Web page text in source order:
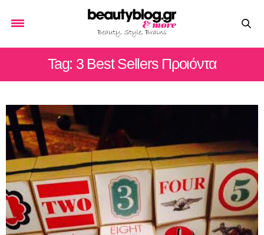
Tag: 3 Best Sellers Προιόντα